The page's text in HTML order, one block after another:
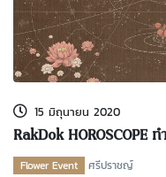
Channel Facebook
Twitter
Channel Youtube
15 มิถุนายน 2020
RakDok
๑๖ ถึง ๓๐ มิถุนายน ๒๕๖
Flower Event
ศรีปราชญ์